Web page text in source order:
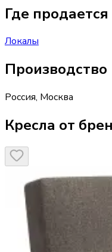
Где продается
Локалы
Производство
Россия, Москва
Кресла от